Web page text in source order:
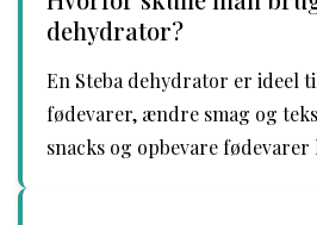
dehydrator?
En Steba dehydrator er ideel
fødevarer, ændre smag og
snacks og opbevare